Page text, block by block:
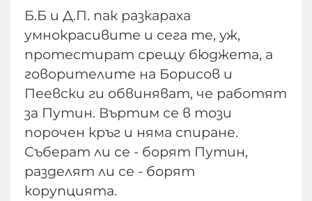
Б.Б и Д.П. пак разкараха
умнокрасивите и сега те, уж,
протестират срещу бюджета, а
говорителите на Борисов и
Пеевски ги обвиняват, че работят
за Путин. Въртим се в този
порочен кръг и няма спиране.
Съберат ли се - борят Путин,
разделят ли се - борят
корупцията.